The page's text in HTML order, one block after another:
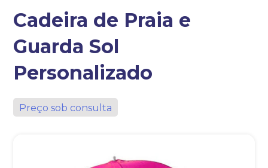
Cadeira de Praia e
Guarda Sol
Personalizado
Preço sob consulta
Eu concordo em receber comunicações.